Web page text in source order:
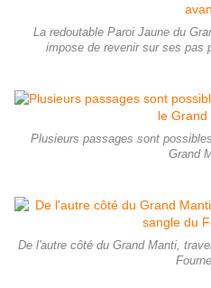
La redoutable Paroi Jaune du
impose de revenir sur ses pas
Plusieurs passages sont
Grand
De l'autre côté du Grand Manti,